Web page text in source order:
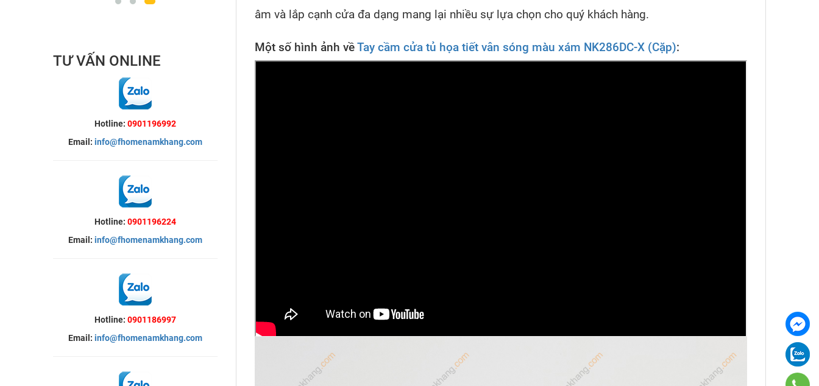
TƯ VẤN ONLINE
Hotline: 0901196992
Email: info@fhomenamkhang.com
Hotline: 0901196224
Email: info@fhomenamkhang.com
Hotline: 0901186997
Email: info@fhomenamkhang.com
âm và lắp cạnh cửa đa dạng mang lại nhiều sự lựa chọn cho quý khách hàng.
Một số hình ảnh vềTay cầm cửa tủ họa tiết vân sóng màu xám NK286DC-X (Cặp):